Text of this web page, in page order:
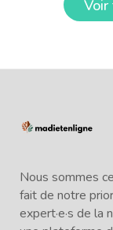
Voir
Nous sommes
fait de notre
expert·e·s de la